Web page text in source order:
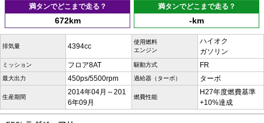
満タンでどこまで走る？
672km
満タンでどこまで走る？
-km
排気量 4394cc
使用燃料
エンジン
ハイオク
ガソリン
ミッション フロア8AT 駆動方式 FR
最大出力 450ps/5500rpm 過給器（ターボ） ターボ
生産期間
2014年04月～201
6年09月
燃費性能
H27年度燃費基準
+10%達成